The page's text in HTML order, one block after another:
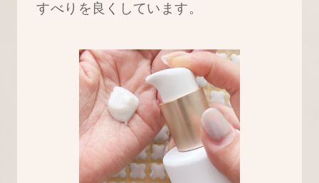
すべりを良くしています。